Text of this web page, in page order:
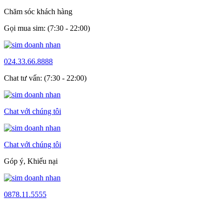
Chăm sóc khách hàng
Gọi mua sim: (7:30 - 22:00)
024.33.66.8888
Chat tư vấn: (7:30 - 22:00)
Chat với chúng tôi
Chat với chúng tôi
Góp ý, Khiếu nại
0878.11.5555